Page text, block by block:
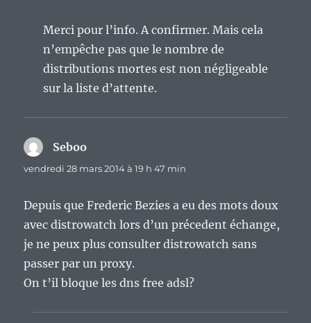
Merci pour l’info. A confirmer. Mais cela
n’empêche pas que le nombre de
distributions mortes est non négligeable
sur la liste d’attente.
Seboo
vendredi 28 mars 2014 à 19 h 47 min
Depuis que Frederic Bezies a eu des mots doux
avec distrowatch lors d’un précedent échange,
je ne peux plus consulter distrowatch sans
passer par un proxy.
On t’il bloque les dns free adsl?